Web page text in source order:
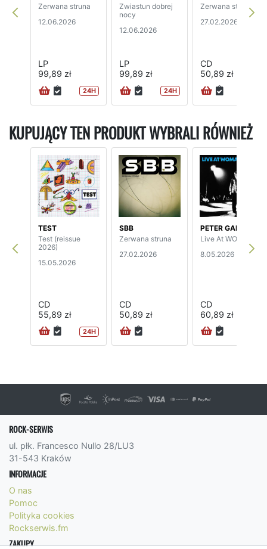
Zerwana struna
12.06.2026
LP
99,89 zł
24H
Zwiastun dobrej
nocy
12.06.2026
LP
99,89 zł
24H
Zerwana struna
27.02.2026
CD
50,89 zł
KUPUJĄCY TEN PRODUKT WYBRALI RÓWNIEŻ
TEST
Test (reissue
2026)
15.05.2026
CD
55,89 zł
24H
SBB
Zerwana struna
27.02.2026
CD
50,89 zł
PETER GABRIEL
Live At WOMAD
8.05.2026
CD
60,89 zł
ROCK-SERWIS
ul. płk. Francesco Nullo 28/LU3
31-543 Kraków
INFORMACJE
O nas
Pomoc
Polityka cookies
Rockserwis.fm
ZAKUPY